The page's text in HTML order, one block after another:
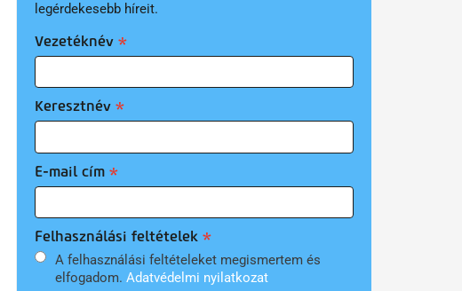
legérdekesebb híreit.
Vezetéknév
Keresztnév
E-mail cím
Felhasználási feltételek
A felhasználási feltételeket megismertem és
elfogadom. Adatvédelmi nyilatkozat